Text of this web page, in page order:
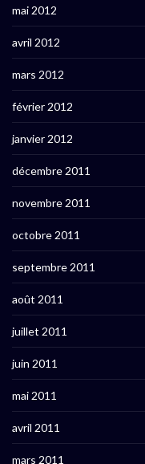
mai 2012
avril 2012
mars 2012
février 2012
janvier 2012
décembre 2011
novembre 2011
octobre 2011
septembre 2011
août 2011
juillet 2011
juin 2011
mai 2011
avril 2011
mars 2011